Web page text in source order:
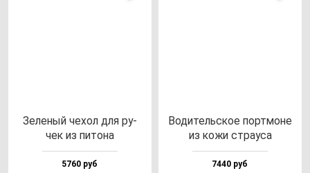
Зеле­ный че­хол для ру­
чек из пи­то­на
5760 руб
Води­тель­ское пор­тмо­не
из ко­жи стра­уса
7440 руб